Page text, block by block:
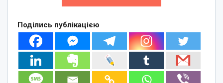
Поділись публікацією